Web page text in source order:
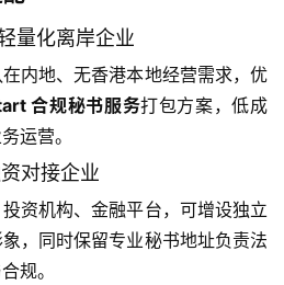
量化离岸企业
内地、无香港本地经营需求，优
合规秘书服务打包方案，低成
运营。
对接企业
资机构、金融平台，可增设独立
，同时保留专业秘书地址负责法
规。